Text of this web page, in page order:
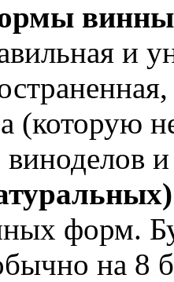
и
(которую
форм.
на 8